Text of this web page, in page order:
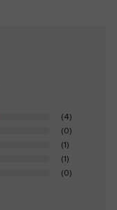
(4)
(0)
(1)
(1)
(0)